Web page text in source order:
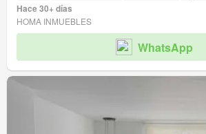
Hace 30+ días
HOMA INMUEBLES
WhatsApp